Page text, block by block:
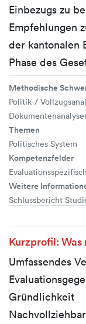
Einbezugs zu
Empfehlungen
der kantonalen
Phase des
Methodische
Politik-/
Themen
Politisches System
Kompetenzfelder
Weitere
Schlussbericht
Kurzprofil:
Umfassendes
Gründlichkeit